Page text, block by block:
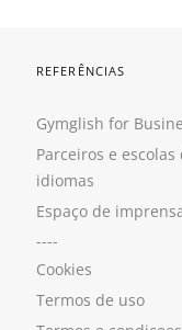
REFERÊNCIAS
Gymglish for
Parceiros e escolas
idiomas
Espaço de
----
Cookies
Termos de uso